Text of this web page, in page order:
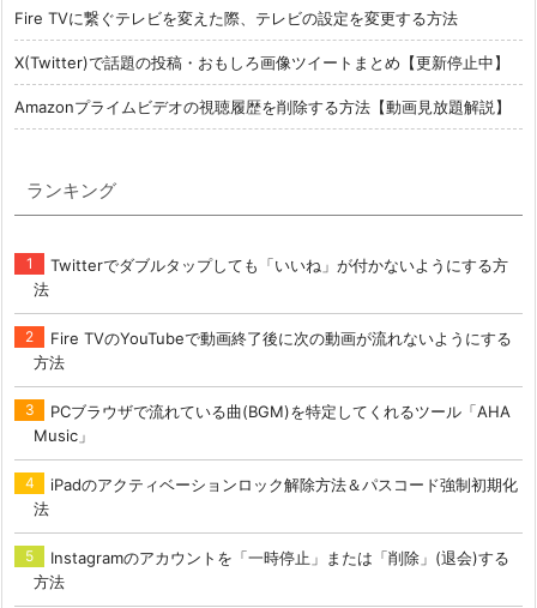
Fire TVに繋ぐテレビを変えた際、テレビの設定を変更する方法
X(Twitter)で話題の投稿・おもしろ画像ツイートまとめ【更新停止中】
Amazonプライムビデオの視聴履歴を削除する方法【動画見放題解説】
ランキング
Twitterでダブルタップしても「いいね」が付かないようにする方
法
Fire TVのYouTubeで動画終了後に次の動画が流れないようにする
方法
PCブラウザで流れている曲(BGM)を特定してくれるツール「AHA
Music」
iPadのアクティベーションロック解除方法＆パスコード強制初期化
法
Instagramのアカウントを「一時停止」または「削除」(退会)する
方法